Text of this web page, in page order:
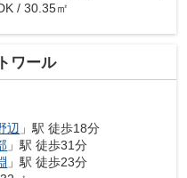
/ 30.35㎡
ワール
辺 」駅 徒歩18分
」駅 徒歩31分
」駅 徒歩23分